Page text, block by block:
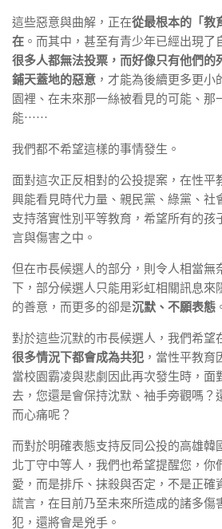
這些惡意與曲解，正在從最根本的「教
在 。而其中，甚至有青少年已經出現了
很多人都無法投票，而好像只有他們的
鋪天蓋地的惡意 ，才能為後續更多更
園裡、在未來那一絲被看見的可能、那
能⋯⋯
我們都不希望這樣的事情發生。
面對這次正反相對的公投提案，在性平
興能看見時代力量、親民黨、綠黨、社
支持落實性別平等教育，希望所有的孩
言與傷害之中。
但在市長候選人的部分，則令人相當無
下，部分候選人只能用彩虹相關訊息來
的善意，而更多的卻是沉默、不願表態
對於這些沉默的市長候選人，我們希望
很多情況下都會成為共犯 ，當性平教育
當校園霸凌與悲劇因此再次發生時，面
去，您還是會保持沈默、袖手旁觀嗎？
而心痛呢？
而對於明確表態支持反同公投的高雄韓
北丁守中等人，我們也希望提醒您，你
愛，而是排斥、抹殺與否定，不是正確
謊言，在目前乃至未來所造成的諸多傷
犯，還將會是兇手。